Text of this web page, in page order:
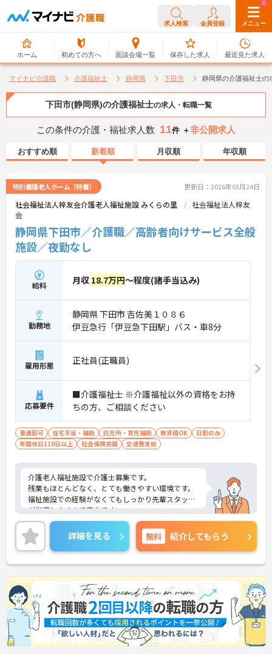
求人検索 会員登録 メニュー
ホーム 初めての方へ 面談会場一覧
0
保存した求人
0
最近見た求人
マイナビ介護職 介護福祉士 静岡県 下田市 静岡県の介護福祉士の
下田市(静岡県)の介護福祉士の求人・転職一覧
この条件の介護・福祉求人数 11件 ＋非公開求人
おすすめ順 新着順 月収順 年収順
特別養護老人ホーム（特養） 更新日：2026年03月24日
社会福祉法人梓友会介護老人福祉施設 みくらの里
社会福祉法人梓友
会
静岡県下田市／介護職／高齢者向けサービス全般
施設／夜勤なし
給料 月収 18.7万円～程度(諸手当込み)
勤務地
静岡県 下田市 吉佐美１０８６
伊豆急行「伊豆急下田駅」バス・車8分
雇用形態 正社員(正職員)
応募要件
■介護福祉士 ※介護福祉以外の資格をお持
ちの方、ご相談ください
車通勤可 住宅手当・補助 託児所・育児補助 無資格OK
日勤のみ
年間休日110日以上
社会保険完備 交通費支給
介護老人福祉施設で介護士募集です。
残業もほとんどなく、とても働きやすい環境です。
福祉施設での経験がなくてもしっかり先輩スタッフ
が指導しますので安心です。
ガソリン代割引制度や社内食など嬉しい特典もあり
ます。
ご興味がある方は、お気軽にお問い合わせくださ
い。
詳細を見る 無料 紹介してもらう